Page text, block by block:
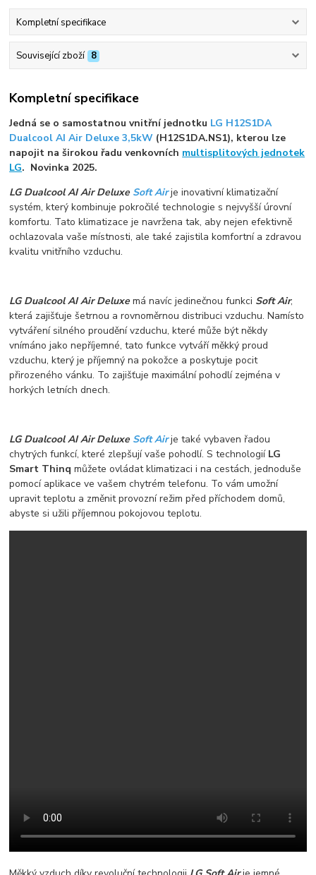
Kompletní specifikace
Související zboží 8
Kompletní specifikace
Jedná se o samostatnou vnitřní jednotku LG H12S1DA
Dualcool AI Air Deluxe 3,5kW (H12S1DA.NS1), kterou lze
napojit na širokou řadu venkovních multisplitových jednotek
LG. Novinka 2025.
LG Dualcool AI Air Deluxe Soft Airje inovativní klimatizační
systém, který kombinuje pokročilé technologie s nejvyšší úrovní
komfortu. Tato klimatizace je navržena tak, aby nejen efektivně
ochlazovala vaše místnosti, ale také zajistila komfortní a zdravou
kvalitu vnitřního vzduchu.
LG Dualcool AI Air Deluxemá navíc jedinečnou funkci Soft Air,
která zajišťuje šetrnou a rovnoměrnou distribuci vzduchu. Namísto
vytváření silného proudění vzduchu, které může být někdy
vnímáno jako nepříjemné, tato funkce vytváří měkký proud
vzduchu, který je příjemný na pokožce a poskytuje pocit
přirozeného vánku. To zajišťuje maximální pohodlí zejména v
horkých letních dnech.
LG Dualcool AI Air Deluxe Soft Airje také vybaven řadou
chytrých funkcí, které zlepšují vaše pohodlí. S technologií LG
Smart Thinq můžete ovládat klimatizaci i na cestách, jednoduše
pomocí aplikace ve vašem chytrém telefonu. To vám umožní
upravit teplotu a změnit provozní režim před příchodem domů,
abyste si užili příjemnou pokojovou teplotu.